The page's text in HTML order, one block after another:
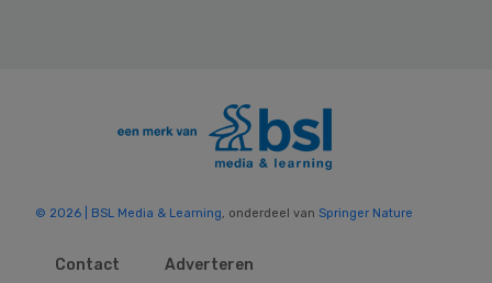
© 2026 | BSL Media & Learning, onderdeel van Springer Nature
Contact Adverteren